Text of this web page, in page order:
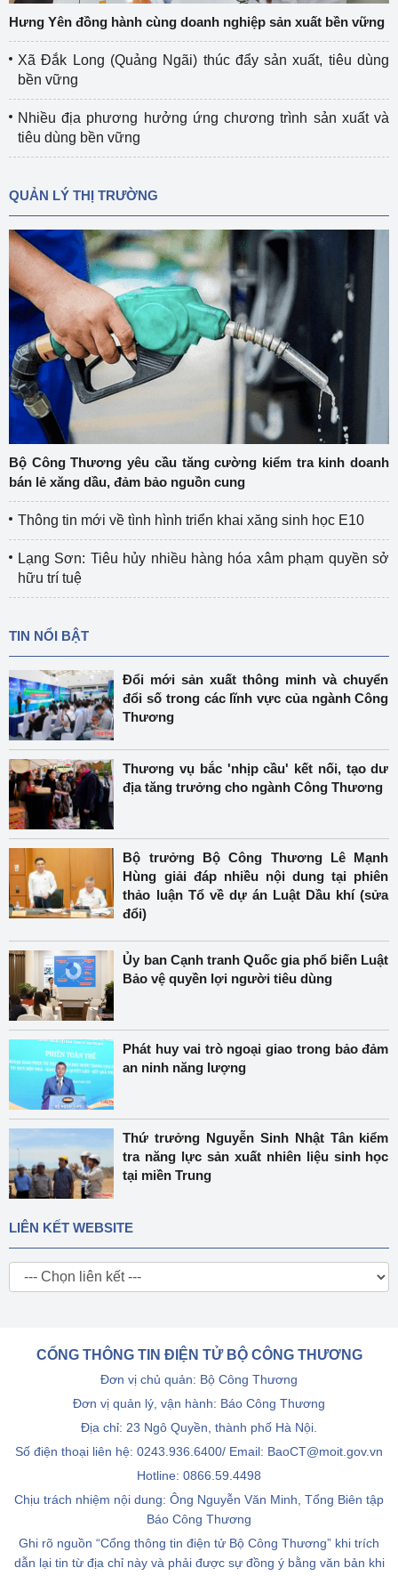
Hưng Yên đồng hành cùng doanh nghiệp sản xuất bền vững
Xã Đắk Long (Quảng Ngãi) thúc đẩy sản xuất, tiêu dùng
bền vững
Nhiều địa phương hưởng ứng chương trình sản xuất và
tiêu dùng bền vững
QUẢN LÝ THỊ TRƯỜNG
Bộ Công Thương yêu cầu tăng cường kiểm tra kinh doanh
bán lẻ xăng dầu, đảm bảo nguồn cung
Thông tin mới về tình hình triển khai xăng sinh học E10
Lạng Sơn: Tiêu hủy nhiều hàng hóa xâm phạm quyền sở
hữu trí tuệ
TIN NỔI BẬT
Đổi mới sản xuất thông minh và chuyển
đổi số trong các lĩnh vực của ngành Công
Thương
Thương vụ bắc 'nhịp cầu' kết nối, tạo dư
địa tăng trưởng cho ngành Công Thương
Bộ trưởng Bộ Công Thương Lê Mạnh
Hùng giải đáp nhiều nội dung tại phiên
thảo luận Tổ về dự án Luật Dầu khí (sửa
đổi)
Ủy ban Cạnh tranh Quốc gia phổ biến Luật
Bảo vệ quyền lợi người tiêu dùng
Phát huy vai trò ngoại giao trong bảo đảm
an ninh năng lượng
Thứ trưởng Nguyễn Sinh Nhật Tân kiểm
tra năng lực sản xuất nhiên liệu sinh học
tại miền Trung
LIÊN KẾT WEBSITE
CỔNG THÔNG TIN ĐIỆN TỬ BỘ CÔNG THƯƠNG
Đơn vị chủ quản: Bộ Công Thương
Đơn vị quản lý, vận hành: Báo Công Thương
Địa chỉ: 23 Ngô Quyền, thành phố Hà Nội.
Số điện thoại liên hệ: 0243.936.6400/ Email: BaoCT@moit.gov.vn
Hotline: 0866.59.4498
Chịu trách nhiệm nội dung: Ông Nguyễn Văn Minh, Tổng Biên tập
Báo Công Thương
Ghi rõ nguồn “Cổng thông tin điện tử Bộ Công Thương” khi trích
dẫn lại tin từ địa chỉ này và phải được sự đồng ý bằng văn bản khi